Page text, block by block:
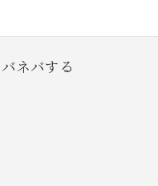
ネバする